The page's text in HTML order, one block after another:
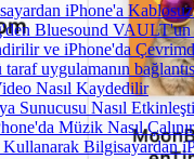
iPhone'a Kablosuz
Bluesound VAULT'un
ve iPhone'da
uygulamanın
Nasıl Kaydedilir
Sunucusu Nasıl
Müzik Nasıl Çalınır
Bilgisayardan